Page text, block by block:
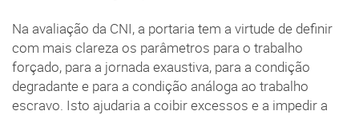
Na avaliação da CNI, a portaria tem a virtude de definir
com mais clareza os parâmetros para o trabalho
forçado, para a jornada exaustiva, para a condição
degradante e para a condição análoga ao trabalho
escravo. Isto ajudaria a coibir excessos e a impedir a